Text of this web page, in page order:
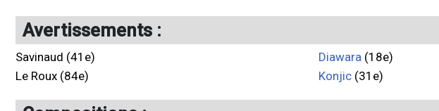
Avertissements :
Savinaud (41e)
Le Roux (84e)
Diawara (18e)
Konjic (31e)